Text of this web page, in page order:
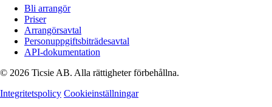
Bli arrangör
Priser
Arrangörsavtal
Personuppgiftsbiträdesavtal
API-dokumentation
© 2026 Ticsie AB. Alla rättigheter förbehållna.
Integritetspolicy Cookieinställningar